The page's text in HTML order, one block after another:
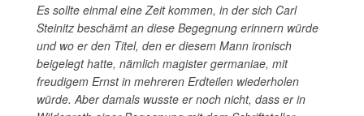
Es sollte einmal eine Zeit kommen, in der sich Carl
Steinitz beschämt an diese Begegnung erinnern würde
und wo er den Titel, den er diesem Mann ironisch
beigelegt hatte, nämlich magister germaniae, mit
freudigem Ernst in mehreren Erdteilen wiederholen
würde. Aber damals wusste er noch nicht, dass er in